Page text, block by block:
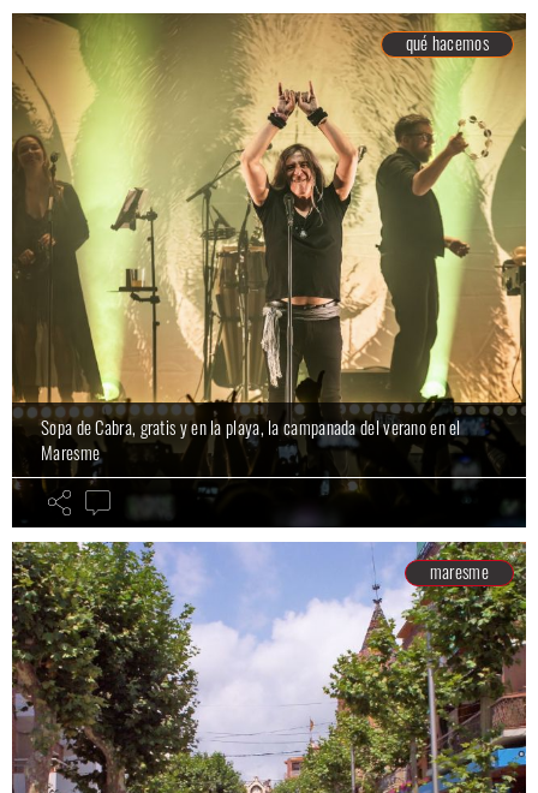
qué hacemos
Sopa de Cabra, gratis y en la playa, la campanada del verano en el
Maresme
maresme